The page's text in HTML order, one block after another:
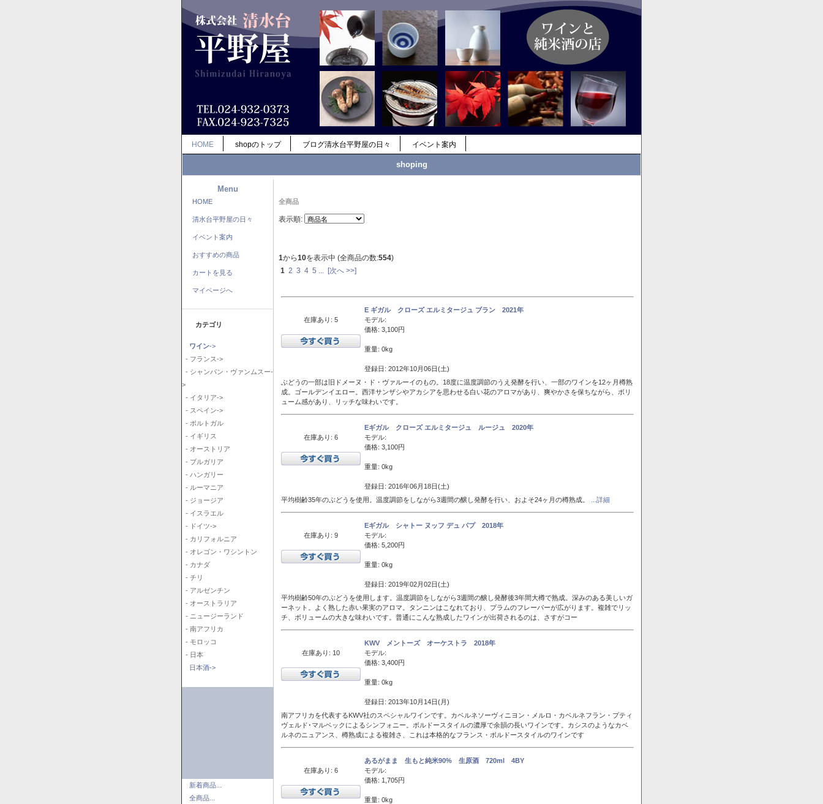
HOME shopのトップ ブログ清水台平野屋の日々 イベント案内
shoping
Menu
HOME
清水台平野屋の日々
イベント案内
おすすめの商品
カートを見る
マイページへ
カテゴリ
ワイン->
- フランス->
- シャンパン・ヴァンムスー-
>
- イタリア->
- スペイン->
- ポルトガル
- イギリス
- オーストリア
- ブルガリア
- ハンガリー
- ルーマニア
- ジョージア
- イスラエル
- ドイツ->
- カリフォルニア
- オレゴン・ワシントン
- カナダ
- チリ
- アルゼンチン
- オーストラリア
- ニュージーランド
- 南アフリカ
- モロッコ
- 日本
日本酒->
新着商品...
全商品...
全商品
表示順:
1から10を表示中 (全商品の数:554)
1 2 3 4 5 [次へ >>]
在庫あり: 5
E ギガル クローズ エルミタージュ ブラン 2021年
モデル:
価格: 3,100円
重量: 0kg
登録日: 2012年10月06日(土)
ぶどうの一部は旧ドメーヌ・ド・ヴァルーイのもの。18度に温度調節のうえ発酵を行い、一部のワインを12ヶ月樽熟
成。ゴールデンイエロー。西洋サンザシやアカシアを思わせる白い花のアロマがあり、爽やかさを保ちながら、ボリ
ューム感があり、リッチな味わいです。
在庫あり: 6
Eギガル クローズ エルミタージュ ルージュ 2020年
モデル:
価格: 3,100円
重量: 0kg
登録日: 2016年06月18日(土)
平均樹齢35年のぶどうを使用。温度調節をしながら3週間の醸し発酵を行い、およそ24ヶ月の樽熟成。
...詳細
在庫あり: 9
Eギガル シャトー ヌッフ デュ パプ 2018年
モデル:
価格: 5,200円
重量: 0kg
登録日: 2019年02月02日(土)
平均樹齢50年のぶどうを使用します。温度調節をしながら3週間の醸し発酵後3年間大樽で熟成。深みのある美しいガ
ーネット。よく熟した赤い果実のアロマ。タンニンはこなれており、プラムのフレーバーが広がります。複雑でリッ
チ、ボリュームの大きな味わいです。普通にこんな熟成したワインが出荷されるのは、さすがコー
在庫あり: 10
KWV メントーズ オーケストラ 2018年
モデル:
価格: 3,400円
重量: 0kg
登録日: 2013年10月14日(月)
南アフリカを代表するKWV社のスペシャルワインです。カベルネソーヴィニヨン・メルロ・カベルネフラン・プティ
ヴェルド･マルベックによるシンフォニー。ボルドースタイルの濃厚で余韻の長いワインです。カシスのようなカベ
ルネのニュアンス、樽熟成による複雑さ、これは本格的なフランス・ボルドースタイルのワインです
在庫あり: 6
あるがまま 生もと純米90% 生原酒 720ml 4BY
モデル:
価格: 1,705円
重量: 0kg